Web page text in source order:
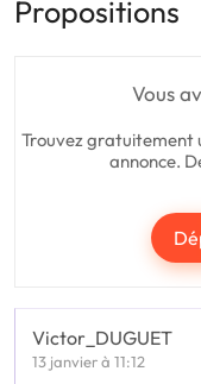
Propositions
Vous
Trouvez gratuitement
annonce.
Victor_DUGUET
13 janvier à 11:12